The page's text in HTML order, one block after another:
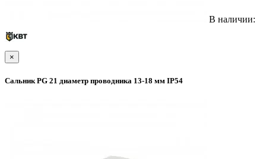
В наличии:
×
Сальник PG 21 диаметр проводника 13-18 мм IP54